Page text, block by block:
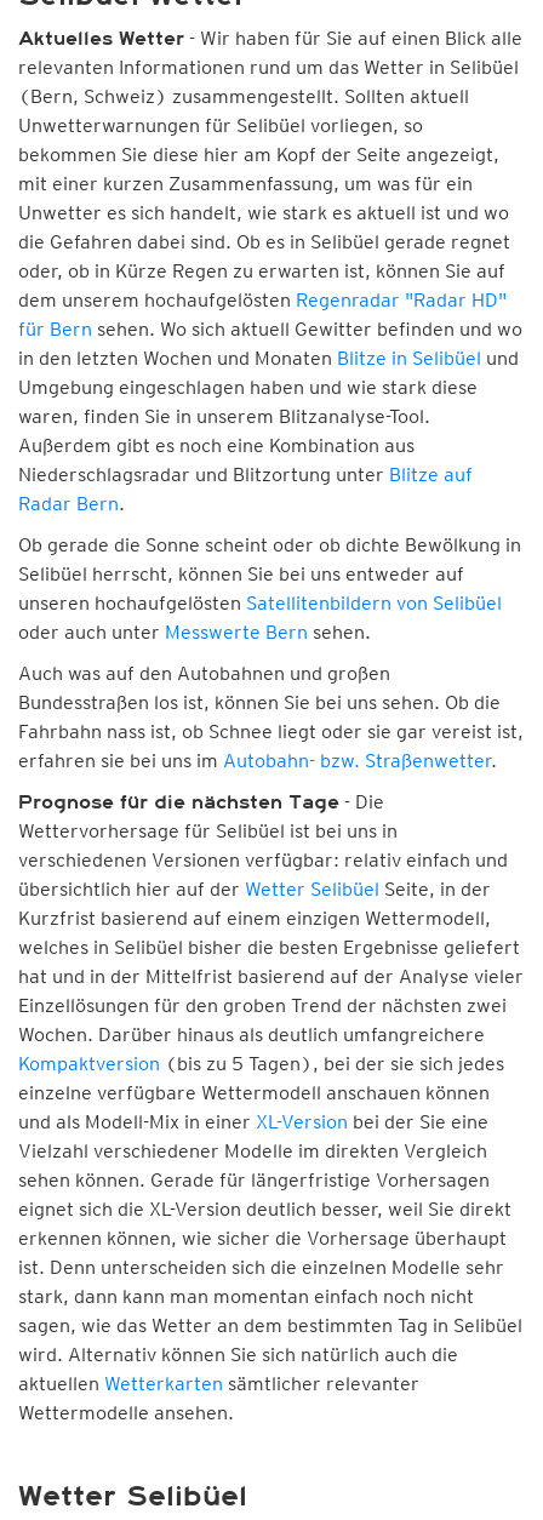
Aktuelles Wetter - Wir haben für Sie auf einen Blick alle
relevanten Informationen rund um das Wetter in Selibüel
(Bern, Schweiz) zusammengestellt. Sollten aktuell
Unwetterwarnungen für Selibüel vorliegen, so
bekommen Sie diese hier am Kopf der Seite angezeigt,
mit einer kurzen Zusammenfassung, um was für ein
Unwetter es sich handelt, wie stark es aktuell ist und wo
die Gefahren dabei sind. Ob es in Selibüel gerade regnet
oder, ob in Kürze Regen zu erwarten ist, können Sie auf
dem unserem hochaufgelösten Regenradar "Radar HD"
für Bern sehen. Wo sich aktuell Gewitter befinden und wo
in den letzten Wochen und Monaten Blitze in Selibüel und
Umgebung eingeschlagen haben und wie stark diese
waren, finden Sie in unserem Blitzanalyse-Tool.
Außerdem gibt es noch eine Kombination aus
Niederschlagsradar und Blitzortung unter Blitze auf
Radar Bern.
Ob gerade die Sonne scheint oder ob dichte Bewölkung in
Selibüel herrscht, können Sie bei uns entweder auf
unseren hochaufgelösten Satellitenbildern von Selibüel
oder auch unter Messwerte Bern sehen.
Auch was auf den Autobahnen und großen
Bundesstraßen los ist, können Sie bei uns sehen. Ob die
Fahrbahn nass ist, ob Schnee liegt oder sie gar vereist ist,
erfahren sie bei uns im Autobahn- bzw. Straßenwetter.
Prognose für die nächsten Tage - Die
Wettervorhersage für Selibüel ist bei uns in
verschiedenen Versionen verfügbar: relativ einfach und
übersichtlich hier auf der Wetter Selibüel Seite, in der
Kurzfrist basierend auf einem einzigen Wettermodell,
welches in Selibüel bisher die besten Ergebnisse geliefert
hat und in der Mittelfrist basierend auf der Analyse vieler
Einzellösungen für den groben Trend der nächsten zwei
Wochen. Darüber hinaus als deutlich umfangreichere
Kompaktversion (bis zu 5 Tagen), bei der sie sich jedes
einzelne verfügbare Wettermodell anschauen können
und als Modell-Mix in einer XL-Version bei der Sie eine
Vielzahl verschiedener Modelle im direkten Vergleich
sehen können. Gerade für längerfristige Vorhersagen
eignet sich die XL-Version deutlich besser, weil Sie direkt
erkennen können, wie sicher die Vorhersage überhaupt
ist. Denn unterscheiden sich die einzelnen Modelle sehr
stark, dann kann man momentan einfach noch nicht
sagen, wie das Wetter an dem bestimmten Tag in Selibüel
wird. Alternativ können Sie sich natürlich auch die
aktuellen Wetterkarten sämtlicher relevanter
Wettermodelle ansehen.
Wetter Selibüel